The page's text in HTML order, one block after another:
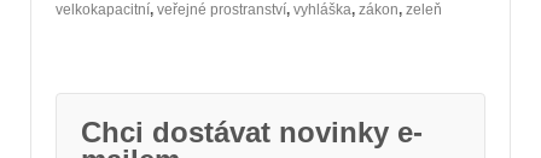
velkokapacitní, veřejné prostranství, vyhláška, zákon, zeleň
Chci dostávat novinky e-